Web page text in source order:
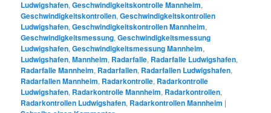
Ludwigshafen,Geschwindigkeitskontrolle Mannheim,
Geschwindigkeitskontrollen,Geschwindigkeitskontrollen
Ludwigshafen,Geschwindigkeitskontrollen Mannheim,
Geschwindigkeitsmessung,Geschwindigkeitsmessung
Ludwigshafen,Geschwindigkeitsmessung Mannheim,
Ludwigshafen,Mannheim, Radarfalle, Radarfalle Ludwigshafen,
Radarfalle Mannheim, Radarfallen, Radarfallen Ludwigshafen,
Radarfallen Mannheim, Radarkontrolle, Radarkontrolle
Ludwigshafen, Radarkontrolle Mannheim, Radarkontrollen,
Radarkontrollen Ludwigshafen, Radarkontrollen Mannheim |